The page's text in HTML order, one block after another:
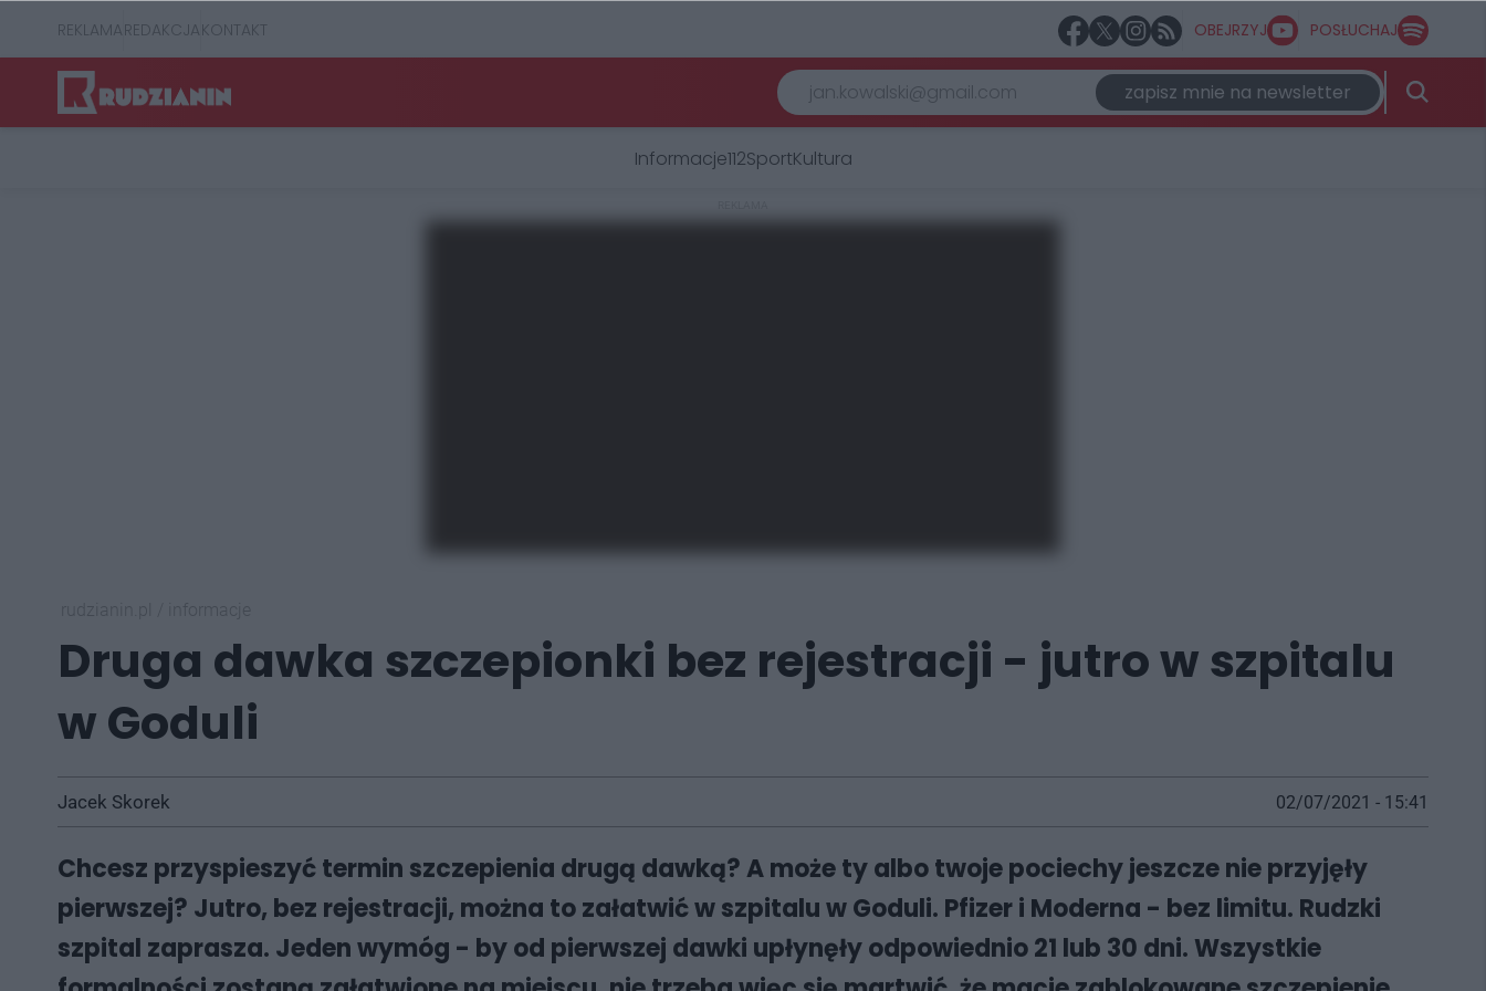
REKLAMAREDAKCJAKONTAKT OBEJRZYJ POSŁUCHAJ
zapisz mnie na newsletter
Informacje112SportKultura
Druga dawka szczepionki bez rejestracji - jutro w szpitalu
w Goduli
Jacek Skorek 02/07/2021 - 15:41
Chcesz przyspieszyć termin szczepienia drugą dawką? A może ty albo twoje pociechy jeszcze nie przyjęły
pierwszej? Jutro, bez rejestracji, można to załatwić w szpitalu w Goduli. Pfizer i Moderna - bez limitu. Rudzki
szpital zaprasza. Jeden wymóg - by od pierwszej dawki upłynęły odpowiednio 21 lub 30 dni. Wszystkie